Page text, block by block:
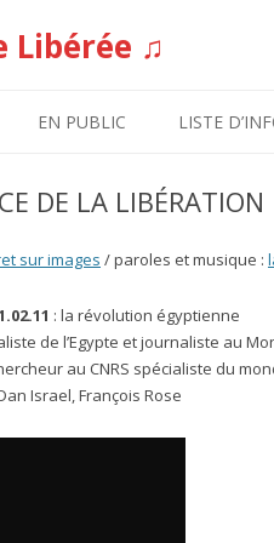
Libérée ♫
EN PUBLIC LISTE
DE LA LIBÉRATION
sur images / paroles et musique :
: la révolution égyptienne
de l’Egypte et journaliste au
au CNRS spécialiste du
Israel, François Rose